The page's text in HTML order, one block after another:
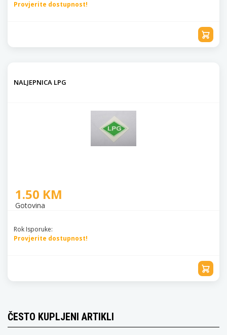
Provjerite dostupnost!
NALJEPNICA LPG
1.50 KM
Gotovina
Rok Isporuke:
Provjerite dostupnost!
ČESTO KUPLJENI ARTIKLI